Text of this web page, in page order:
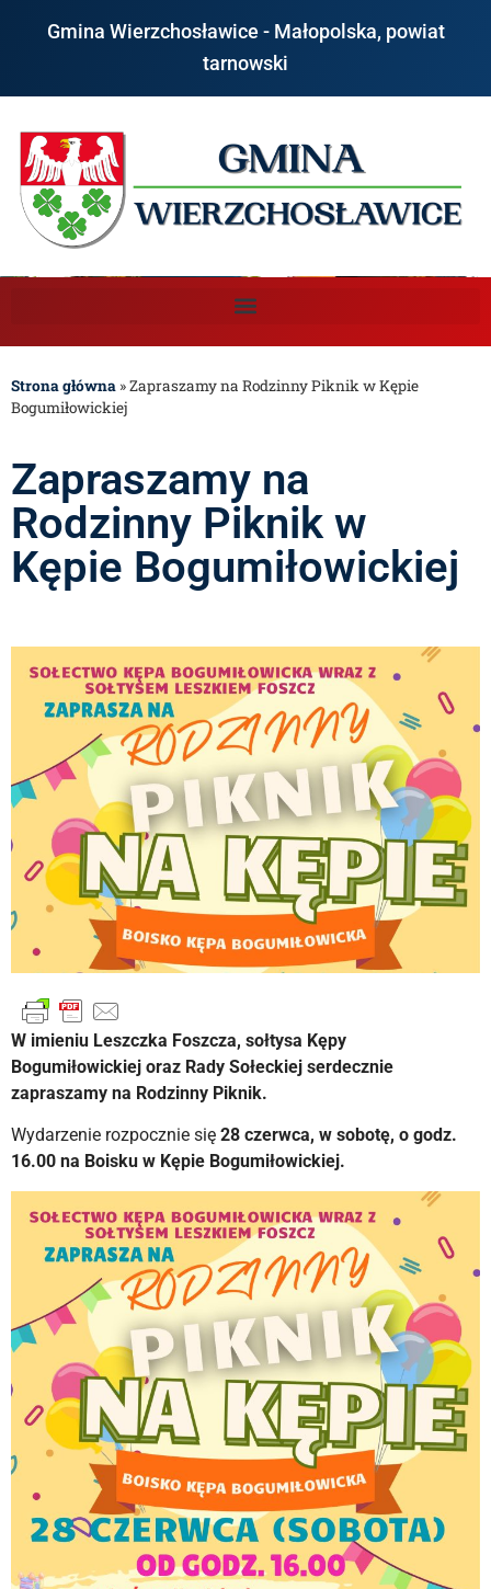
Gmina Wierzchosławice - Małopolska, powiat
tarnowski
Strona główna »Zapraszamy na Rodzinny Piknik w Kępie
Bogumiłowickiej
Zapraszamy na
Rodzinny Piknik w
Kępie Bogumiłowickiej
W imieniu Leszczka Foszcza, sołtysa Kępy
Bogumiłowickiej oraz Rady Sołeckiej serdecznie
zapraszamy na Rodzinny Piknik.
Wydarzenie rozpocznie się 28 czerwca, w sobotę, o godz.
16.00 na Boisku w Kępie Bogumiłowickiej.